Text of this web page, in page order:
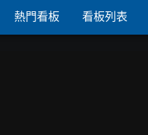
熱門看板 看板列表